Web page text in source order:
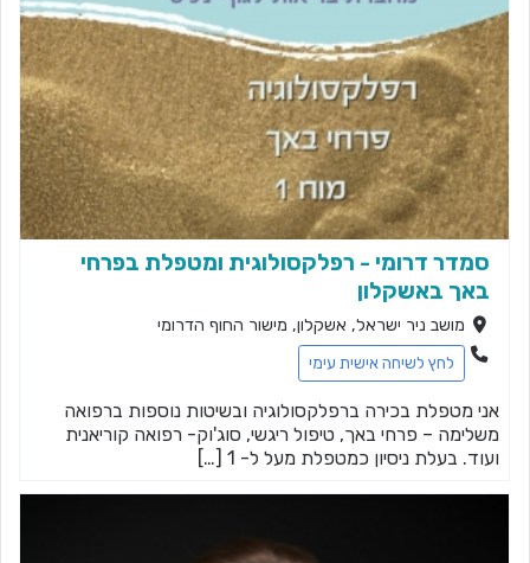
סמדר דרומי - רפלקסולוגית ומטפלת בפרחי
באך באשקלון
מושב ניר ישראל, אשקלון, מישור החוף הדרומי
לחץ לשיחה אישית עימי
אני מטפלת בכירה ברפלקסולוגיה ובשיטות נוספות ברפואה
משלימה – פרחי באך, טיפול ריגשי, סוג'וק- רפואה קוריאנית
ועוד. בעלת ניסיון כמטפלת מעל ל- 1 […]